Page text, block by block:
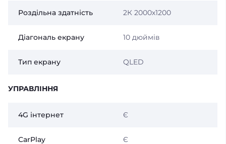
Роздільна здатність 2К 2000х1200
Діагональ екрану 10 дюймів
Тип екрану QLED
УПРАВЛІННЯ
4G інтернет Є
CarPlay Є